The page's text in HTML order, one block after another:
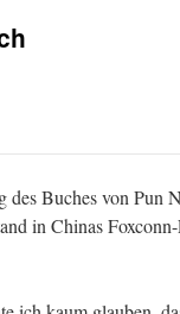
des Buches von
in Chinas